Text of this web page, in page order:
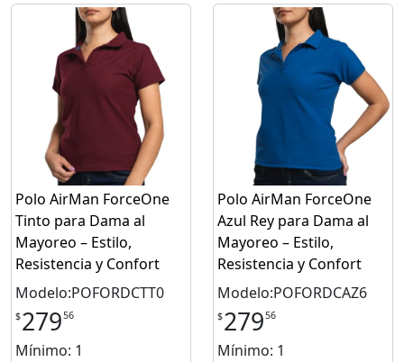
Polo AirMan ForceOne
Tinto para Dama al
Mayoreo – Estilo,
Resistencia y Confort
Modelo:POFORDCTT0
$27956
Mínimo: 1
Polo AirMan ForceOne
Azul Rey para Dama al
Mayoreo – Estilo,
Resistencia y Confort
Modelo:POFORDCAZ6
$27956
Mínimo: 1